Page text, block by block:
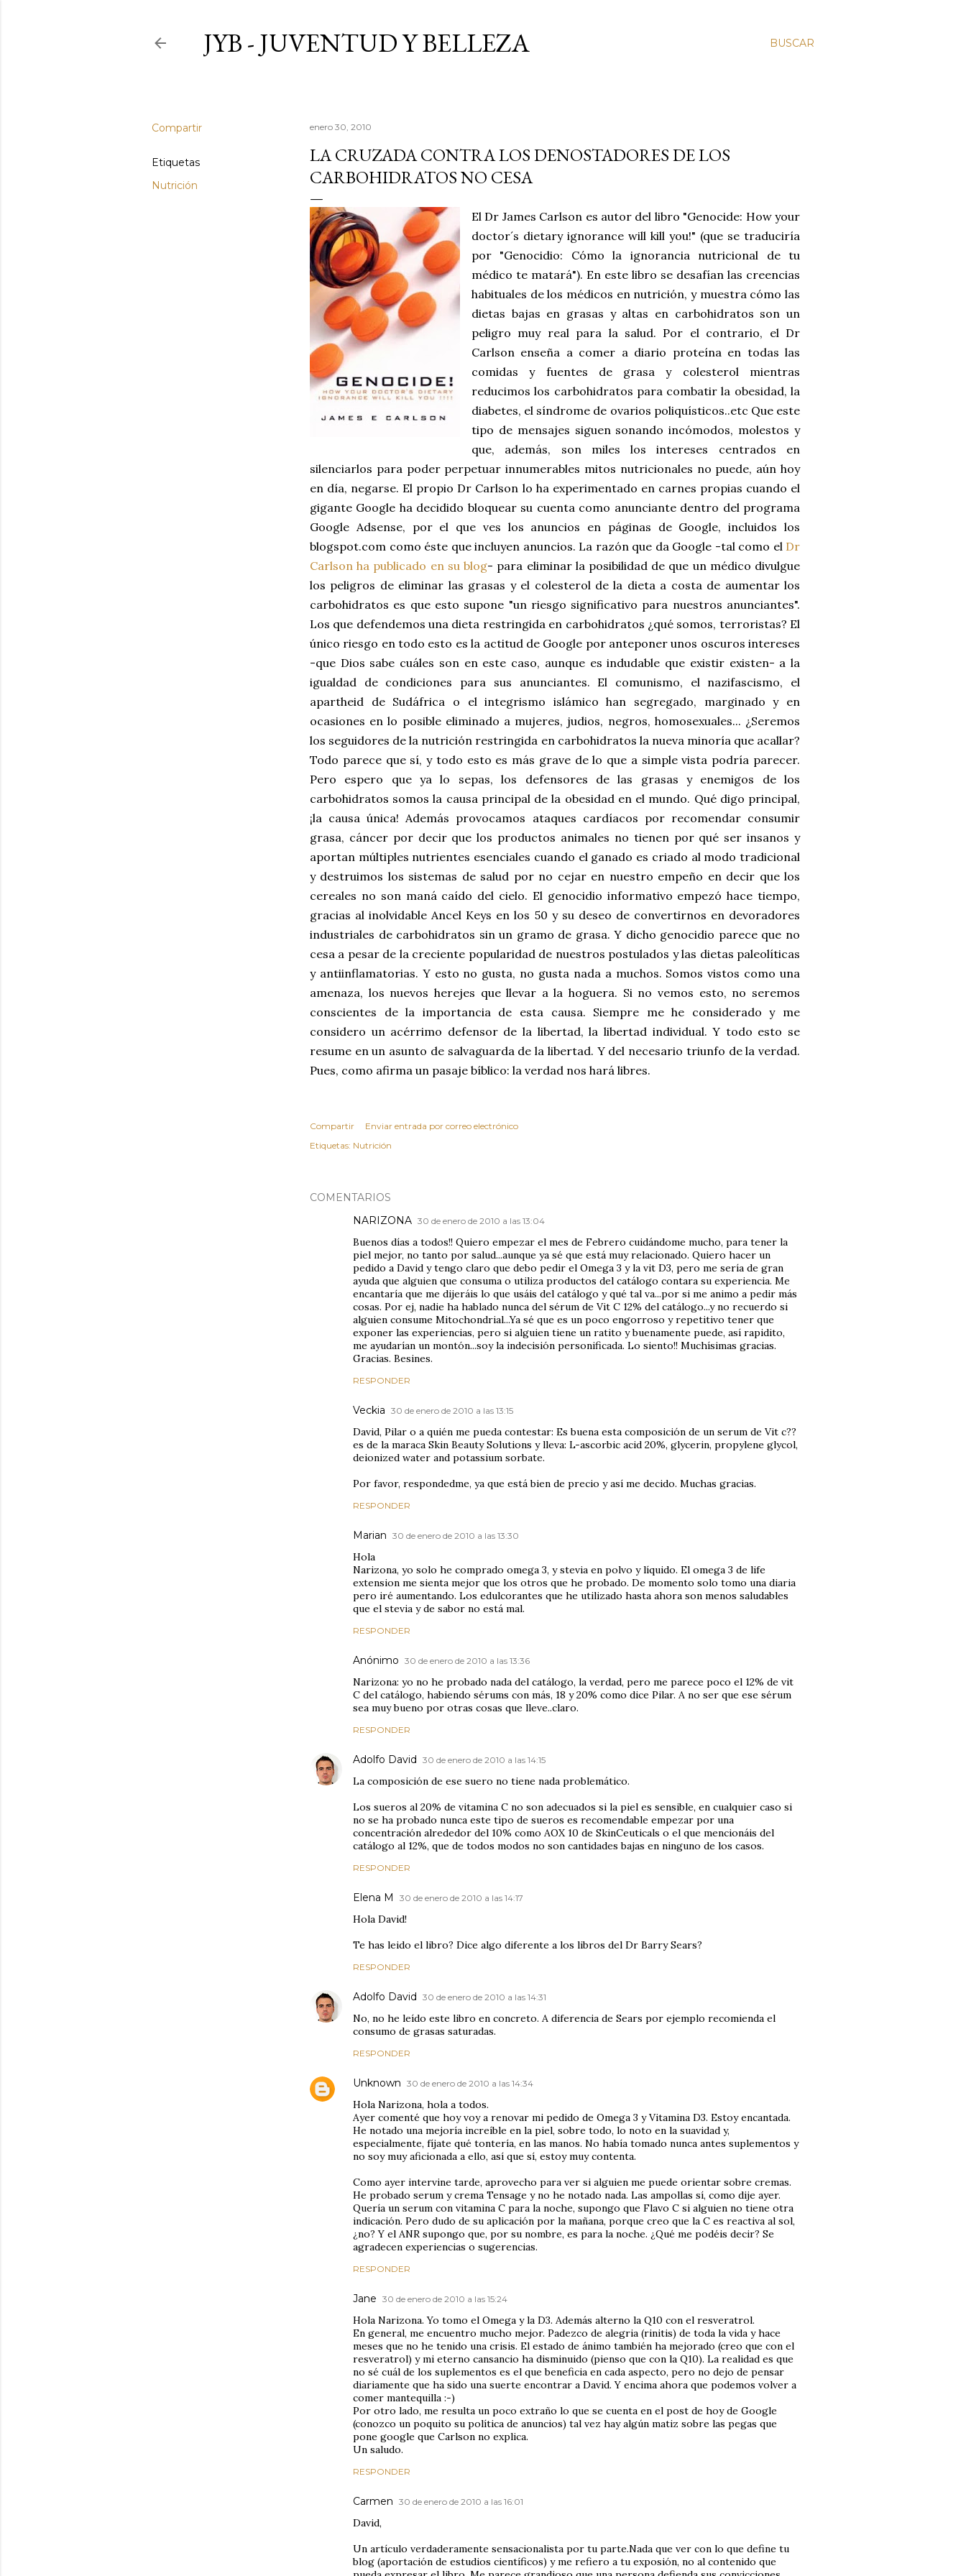
BUSCAR
JYB - JUVENTUD Y BELLEZA
Compartir
Etiquetas
Nutrición
enero 30, 2010
LA CRUZADA CONTRA LOS DENOSTADORES DE LOS
CARBOHIDRATOS NO CESA
El Dr James Carlson es autor del libro "Genocide: How your
doctor´s dietary ignorance will kill you!" (que se traduciría
por "Genocidio: Cómo la ignorancia nutricional de tu
médico te matará"). En este libro se desafían las creencias
habituales de los médicos en nutrición, y muestra cómo las
dietas bajas en grasas y altas en carbohidratos son un
peligro muy real para la salud. Por el contrario, el Dr
Carlson enseña a comer a diario proteína en todas las
comidas y fuentes de grasa y colesterol mientras
reducimos los carbohidratos para combatir la obesidad, la
diabetes, el síndrome de ovarios poliquísticos..etc Que este
tipo de mensajes siguen sonando incómodos, molestos y
que, además, son miles los intereses centrados en
silenciarlos para poder perpetuar innumerables mitos nutricionales no puede, aún hoy
en día, negarse. El propio Dr Carlson lo ha experimentado en carnes propias cuando el
gigante Google ha decidido bloquear su cuenta como anunciante dentro del programa
Google Adsense, por el que ves los anuncios en páginas de Google, incluidos los
blogspot.com como éste que incluyen anuncios. La razón que da Google -tal como el Dr
Carlson ha publicado en su blog- para eliminar la posibilidad de que un médico divulgue
los peligros de eliminar las grasas y el colesterol de la dieta a costa de aumentar los
carbohidratos es que esto supone "un riesgo significativo para nuestros anunciantes".
Los que defendemos una dieta restringida en carbohidratos ¿qué somos, terroristas? El
único riesgo en todo esto es la actitud de Google por anteponer unos oscuros intereses
-que Dios sabe cuáles son en este caso, aunque es indudable que existir existen- a la
igualdad de condiciones para sus anunciantes. El comunismo, el nazifascismo, el
apartheid de Sudáfrica o el integrismo islámico han segregado, marginado y en
ocasiones en lo posible eliminado a mujeres, judios, negros, homosexuales... ¿Seremos
los seguidores de la nutrición restringida en carbohidratos la nueva minoría que acallar?
Todo parece que sí, y todo esto es más grave de lo que a simple vista podría parecer.
Pero espero que ya lo sepas, los defensores de las grasas y enemigos de los
carbohidratos somos la causa principal de la obesidad en el mundo. Qué digo principal,
¡la causa única! Además provocamos ataques cardíacos por recomendar consumir
grasa, cáncer por decir que los productos animales no tienen por qué ser insanos y
aportan múltiples nutrientes esenciales cuando el ganado es criado al modo tradicional
y destruimos los sistemas de salud por no cejar en nuestro empeño en decir que los
cereales no son maná caído del cielo. El genocidio informativo empezó hace tiempo,
gracias al inolvidable Ancel Keys en los 50 y su deseo de convertirnos en devoradores
industriales de carbohidratos sin un gramo de grasa. Y dicho genocidio parece que no
cesa a pesar de la creciente popularidad de nuestros postulados y las dietas paleolíticas
y antiinflamatorias. Y esto no gusta, no gusta nada a muchos. Somos vistos como una
amenaza, los nuevos herejes que llevar a la hoguera. Si no vemos esto, no seremos
conscientes de la importancia de esta causa. Siempre me he considerado y me
considero un acérrimo defensor de la libertad, la libertad individual. Y todo esto se
resume en un asunto de salvaguarda de la libertad. Y del necesario triunfo de la verdad.
Pues, como afirma un pasaje bíblico: la verdad nos hará libres.
Compartir
Enviar entrada por correo electrónico
Etiquetas: Nutrición
COMENTARIOS
NARIZONA 30 de enero de 2010 a las 13:04
Buenos días a todos!! Quiero empezar el mes de Febrero cuidándome mucho, para tener la
piel mejor, no tanto por salud...aunque ya sé que está muy relacionado. Quiero hacer un
pedido a David y tengo claro que debo pedir el Omega 3 y la vit D3, pero me sería de gran
ayuda que alguien que consuma o utiliza productos del catálogo contara su experiencia. Me
encantaría que me dijeráis lo que usáis del catálogo y qué tal va...por si me animo a pedir más
cosas. Por ej, nadie ha hablado nunca del sérum de Vit C 12% del catálogo...y no recuerdo si
alguien consume Mitochondrial...Ya sé que es un poco engorroso y repetitivo tener que
exponer las experiencias, pero si alguien tiene un ratito y buenamente puede, así rapidito,
me ayudarían un montón...soy la indecisión personificada. Lo siento!! Muchísimas gracias.
Gracias. Besines.
RESPONDER
Veckia 30 de enero de 2010 a las 13:15
David, Pilar o a quién me pueda contestar: Es buena esta composición de un serum de Vit c??
es de la maraca Skin Beauty Solutions y lleva: L-ascorbic acid 20%, glycerin, propylene glycol,
deionized water and potassium sorbate.
Por favor, respondedme, ya que está bien de precio y así me decido. Muchas gracias.
RESPONDER
Marian 30 de enero de 2010 a las 13:30
Hola
Narizona, yo solo he comprado omega 3, y stevia en polvo y líquido. El omega 3 de life
extension me sienta mejor que los otros que he probado. De momento solo tomo una diaria
pero iré aumentando. Los edulcorantes que he utilizado hasta ahora son menos saludables
que el stevia y de sabor no está mal.
RESPONDER
Anónimo 30 de enero de 2010 a las 13:36
Narizona: yo no he probado nada del catálogo, la verdad, pero me parece poco el 12% de vit
C del catálogo, habiendo sérums con más, 18 y 20% como dice Pilar. A no ser que ese sérum
sea muy bueno por otras cosas que lleve..claro.
RESPONDER
Adolfo David 30 de enero de 2010 a las 14:15
La composición de ese suero no tiene nada problemático.
Los sueros al 20% de vitamina C no son adecuados si la piel es sensible, en cualquier caso si
no se ha probado nunca este tipo de sueros es recomendable empezar por una
concentración alrededor del 10% como AOX 10 de SkinCeuticals o el que mencionáis del
catálogo al 12%, que de todos modos no son cantidades bajas en ninguno de los casos.
RESPONDER
Elena M 30 de enero de 2010 a las 14:17
Hola David!
Te has leido el libro? Dice algo diferente a los libros del Dr Barry Sears?
RESPONDER
Adolfo David 30 de enero de 2010 a las 14:31
No, no he leído este libro en concreto. A diferencia de Sears por ejemplo recomienda el
consumo de grasas saturadas.
RESPONDER
Unknown 30 de enero de 2010 a las 14:34
Hola Narizona, hola a todos.
Ayer comenté que hoy voy a renovar mi pedido de Omega 3 y Vitamina D3. Estoy encantada.
He notado una mejoría increíble en la piel, sobre todo, lo noto en la suavidad y,
especialmente, fíjate qué tontería, en las manos. No había tomado nunca antes suplementos y
no soy muy aficionada a ello, así que sí, estoy muy contenta.
Como ayer intervine tarde, aprovecho para ver si alguien me puede orientar sobre cremas.
He probado serum y crema Tensage y no he notado nada. Las ampollas sí, como dije ayer.
Quería un serum con vitamina C para la noche, supongo que Flavo C si alguien no tiene otra
indicación. Pero dudo de su aplicación por la mañana, porque creo que la C es reactiva al sol,
¿no? Y el ANR supongo que, por su nombre, es para la noche. ¿Qué me podéis decir? Se
agradecen experiencias o sugerencias.
RESPONDER
Jane 30 de enero de 2010 a las 15:24
Hola Narizona. Yo tomo el Omega y la D3. Además alterno la Q10 con el resveratrol.
En general, me encuentro mucho mejor. Padezco de alegria (rinitis) de toda la vida y hace
meses que no he tenido una crisis. El estado de ánimo también ha mejorado (creo que con el
resveratrol) y mi eterno cansancio ha disminuido (pienso que con la Q10). La realidad es que
no sé cuál de los suplementos es el que beneficia en cada aspecto, pero no dejo de pensar
diariamente que ha sido una suerte encontrar a David. Y encima ahora que podemos volver a
comer mantequilla :-)
Por otro lado, me resulta un poco extraño lo que se cuenta en el post de hoy de Google
(conozco un poquito su política de anuncios) tal vez hay algún matiz sobre las pegas que
pone google que Carlson no explica.
Un saludo.
RESPONDER
Carmen 30 de enero de 2010 a las 16:01
David,
Un artículo verdaderamente sensacionalista por tu parte.Nada que ver con lo que define tu
blog (aportación de estudios científicos) y me refiero a tu exposión, no al contenido que